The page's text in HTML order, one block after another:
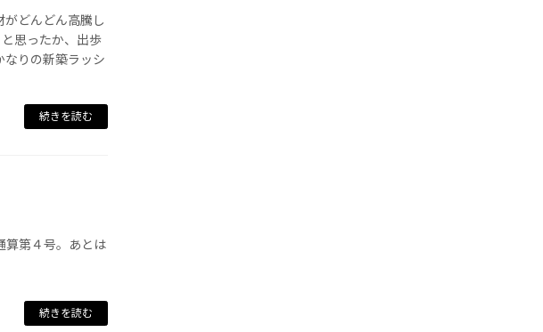
どんどん高騰し
思ったか、出歩
なりの新築ラッシ
続きを読む
算第４号。あとは
続きを読む